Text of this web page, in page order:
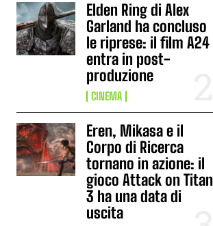
Elden Ring di Alex
Garland ha concluso
le riprese: il film A24
entra in post-
produzione
CINEMA
Eren, Mikasa e il
Corpo di Ricerca
tornano in azione: il
gioco Attack on Titan
3 ha una data di
uscita